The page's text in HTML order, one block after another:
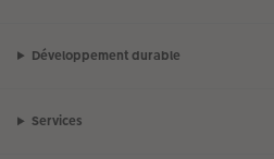
Développement durable
Services